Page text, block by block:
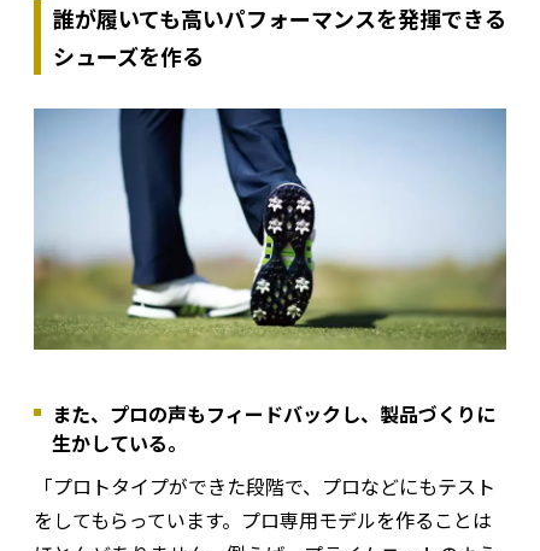
誰が履いても高いパフォーマンスを発揮できる
シューズを作る
また、プロの声もフィードバックし、製品づくりに
生かしている。
「プロトタイプができた段階で、プロなどにもテスト
をしてもらっています。プロ専用モデルを作ることは